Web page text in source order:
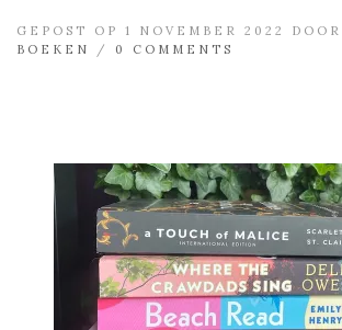
GEPOST OP 1 NOVEMBER 2022 DOOR
BOEKEN
/ 0 COMMENTS